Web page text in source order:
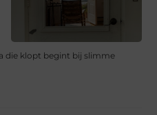
die klopt begint bij slimme